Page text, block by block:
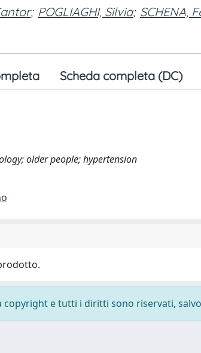
; POGLIAGHI, Silvia; SCHENA,
Scheda completa (DC)
older people; hypertension
e tutti i diritti sono riservati,